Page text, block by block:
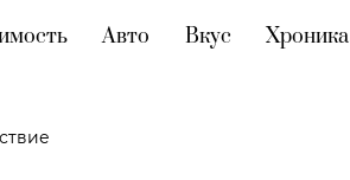
(current)
Авто (current)
Вкус (current)
Хроника